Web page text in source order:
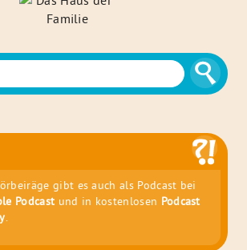
gibt es auch als Podcast bei
Podcast und in kostenlosen Podcast
.